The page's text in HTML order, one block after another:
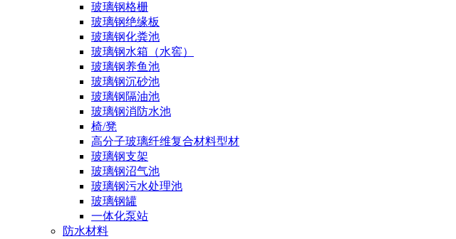
玻璃钢格栅
玻璃钢绝缘板
玻璃钢化粪池
玻璃钢水箱（水窖）
玻璃钢养鱼池
玻璃钢沉砂池
玻璃钢隔油池
玻璃钢消防水池
椅/凳
高分子玻璃纤维复合材料型材
玻璃钢支架
玻璃钢沼气池
玻璃钢污水处理池
玻璃钢罐
一体化泵站
防水材料